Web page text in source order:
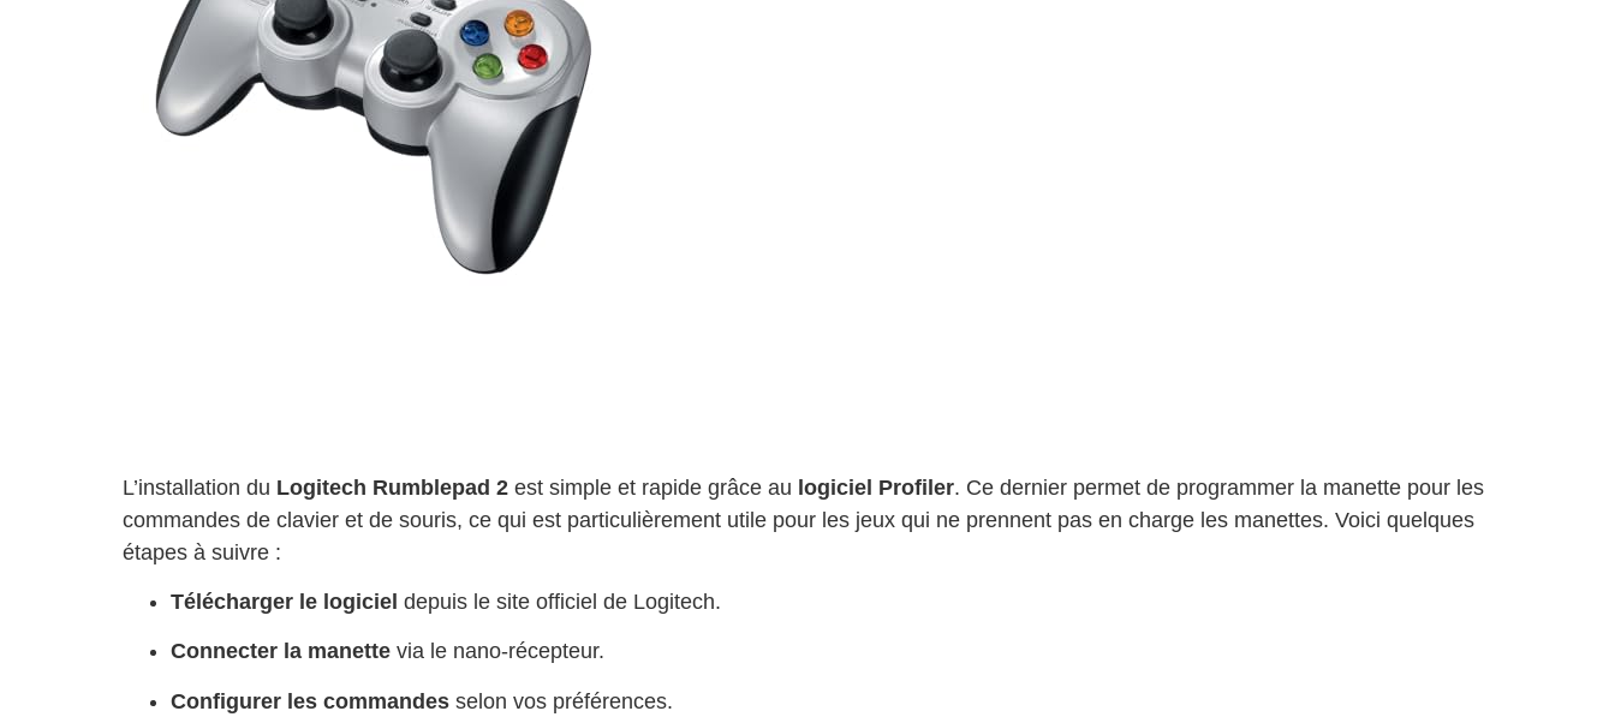
L’installation du Logitech Rumblepad 2 est simple et rapide grâce au logiciel Profiler. Ce dernier permet de programmer la manette pour les
commandes de clavier et de souris, ce qui est particulièrement utile pour les jeux qui ne prennent pas en charge les manettes. Voici quelques
étapes à suivre :
Télécharger le logiciel depuis le site officiel de Logitech.
Connecter la manette via le nano-récepteur.
Configurer les commandes selon vos préférences.